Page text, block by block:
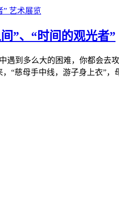
艺术展览
”、“时间的观光者”
遇到多么大的困难，你都会
“慈母手中线，游子身上衣”